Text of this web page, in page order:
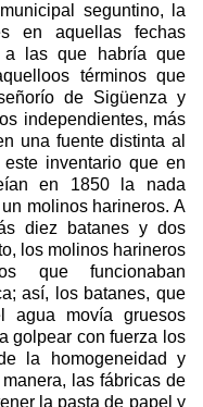
seguntino, la
en aquellas fechas
a las que habría que
términos que
de Sigüenza y
independientes, más
una fuente distinta al
inventario que en
en 1850 la nada
molinos harineros. A
diez batanes y dos
los molinos harineros
que funcionaban
así, los batanes, que
agua movía gruesos
golpear con fuerza los
la homogeneidad y
las fábricas de
la pasta de papel y